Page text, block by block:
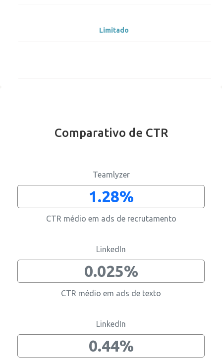
Recrutamento
Gestão de página
Limitado
Reviews
Apenas direitos de reposta
Cultura
Business intelligence
Comunicação
Comparativo de CTR
Teamlyzer
1.28%
CTR médio em ads de recrutamento
LinkedIn
0.025%
CTR médio em ads de texto
LinkedIn
0.44%